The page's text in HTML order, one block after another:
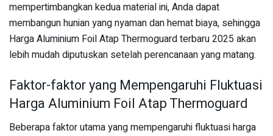
mempertimbangkan kedua material ini, Anda dapat
membangun hunian yang nyaman dan hemat biaya, sehingga
Harga Aluminium Foil Atap Thermoguard terbaru 2025 akan
lebih mudah diputuskan setelah perencanaan yang matang.
Faktor-faktor yang Mempengaruhi Fluktuasi
Harga Aluminium Foil Atap Thermoguard
Beberapa faktor utama yang mempengaruhi fluktuasi harga